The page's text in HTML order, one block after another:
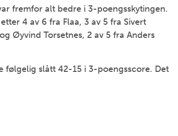
fremfor alt bedre i 3-poengsskytingen.
4 av 6 fra Flaa, 3 av 5 fra Sivert
Øyvind Torsetnes, 2 av 5 fra Anders
følgelig slått 42-15 i 3-poengsscore. Det